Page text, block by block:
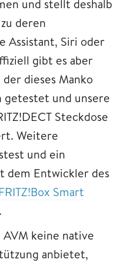
und stellt deshalb
deren
Assistant, Siri oder
gibt es aber
dieses Manko
getestet und unsere
Steckdose
Weitere
und ein
dem Entwickler des
FRITZ!Box Smart
.
keine native
anbietet,